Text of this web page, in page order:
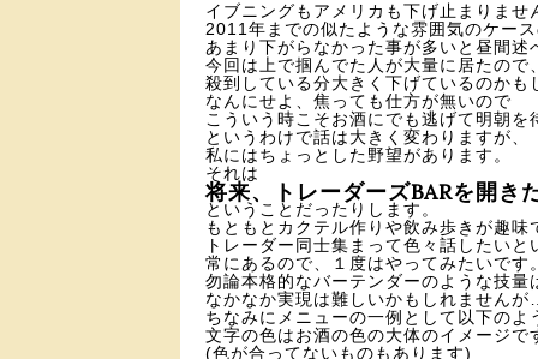
イブニングもアメリカも下げ止まりませ
2011年までの似たような雰囲気のケー
あまり下がらなかった事が多いと昼間述
今回は上で掴んでた人が大量に居たので
殺到している分大きく下げているのかも
なんにせよ、焦っても仕方が無いので
こういう時こそお酒にでも逃げて明朝を
というわけで話は大きく変わりますが、
私にはちょっとした野望があります。
それは
将来、トレーダーズBARを開き
ということだったりします。
もともとカクテル作りや飲み歩きが趣味
トレーダー同士集まって色々話したいと
常にあるので、１度はやってみたいです。
勿論本格的なバーテンダーのような技量
なかなか実現は難しいかもしれませんが…
ちなみにメニューの一例として以下のよ
文字の色はお酒の色の大体のイメージで
(色が合ってないものもあります)